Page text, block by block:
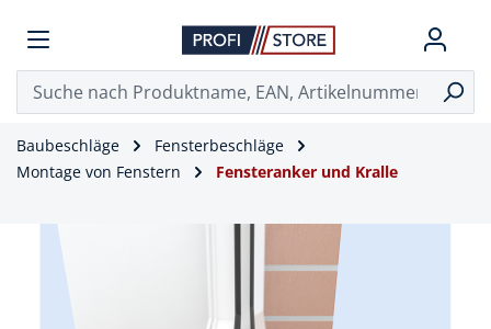
Baubeschläge
Fensterbeschläge
Montage von Fenstern
Fensteranker und Kralle